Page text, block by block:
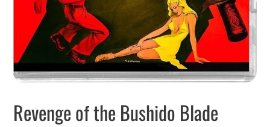
Revenge of the Bushido Blade